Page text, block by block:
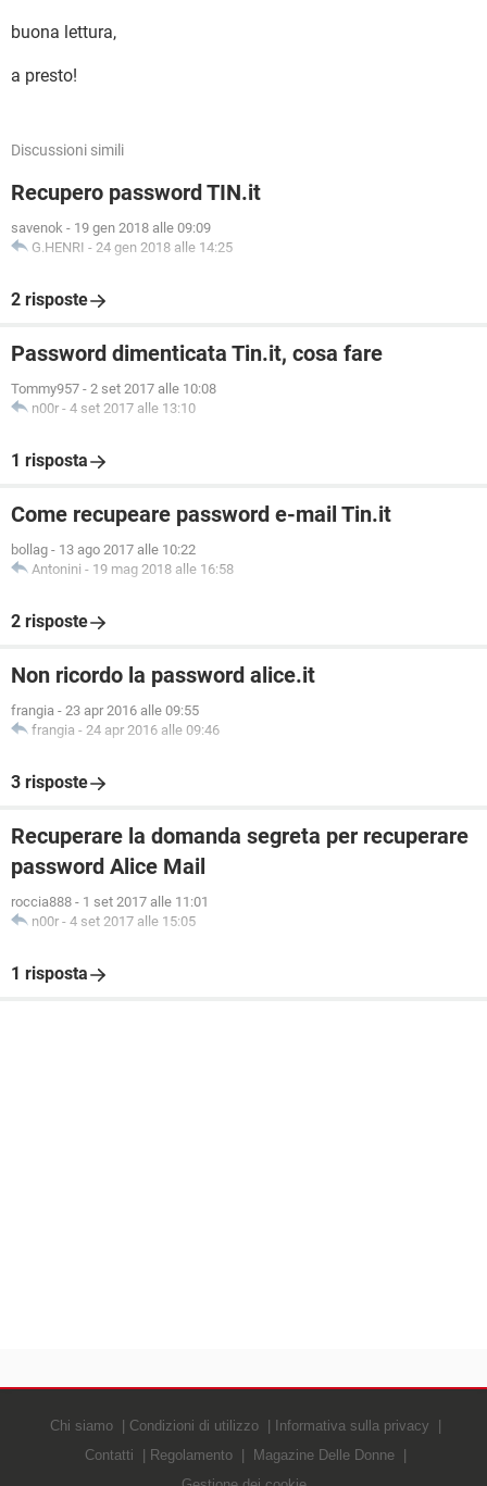
buona lettura,
a presto!
Discussioni simili
Recupero password TIN.it
savenok - 19 gen 2018 alle 09:09
G.HENRI - 24 gen 2018 alle 14:25
2 risposte
Password dimenticata Tin.it, cosa fare
Tommy957 - 2 set 2017 alle 10:08
n00r - 4 set 2017 alle 13:10
1 risposta
Come recupeare password e-mail Tin.it
bollag - 13 ago 2017 alle 10:22
Antonini - 19 mag 2018 alle 16:58
2 risposte
Non ricordo la password alice.it
frangia - 23 apr 2016 alle 09:55
frangia - 24 apr 2016 alle 09:46
3 risposte
Recuperare la domanda segreta per recuperare
password Alice Mail
roccia888 - 1 set 2017 alle 11:01
n00r - 4 set 2017 alle 15:05
1 risposta
Chi siamo Condizioni di utilizzo
Informativa sulla privacy
Contatti
Regolamento
Magazine Delle Donne